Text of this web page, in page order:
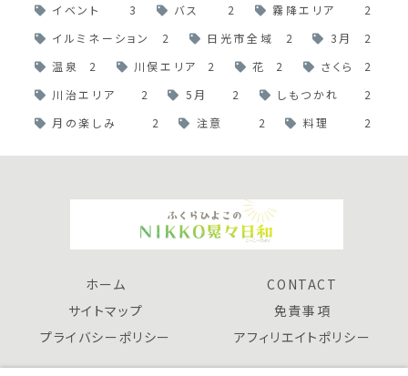
イベント
3 バス 2 霧降エリア
2
イルミネーション
2 日光市全域 2 3月
2
温泉
2 川俣エリア 2 花 2 さくら
2
川治エリア
2 5月 2 しもつかれ
2
月の楽しみ
2 注意 2 料理 2
ホーム
CONTACT
サイトマップ
免責事項
プライバシーポリシー
アフィリエイトポリシー